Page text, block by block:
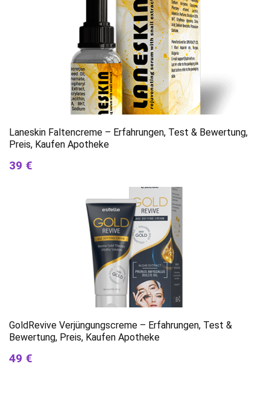
Laneskin Faltencreme – Erfahrungen, Test & Bewertung,
Preis, Kaufen Apotheke
39 €
GoldRevive Verjüngungscreme – Erfahrungen, Test &
Bewertung, Preis, Kaufen Apotheke
49 €